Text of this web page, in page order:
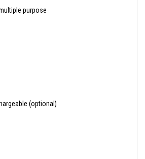
purpose
(optional)